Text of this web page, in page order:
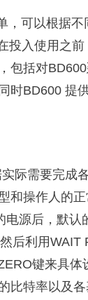
，可以根据
投入使用之
包括对
时BD600 提
际需要完成
和操作人的
源后，默认
后利用WAIT
键来具
比特率以及